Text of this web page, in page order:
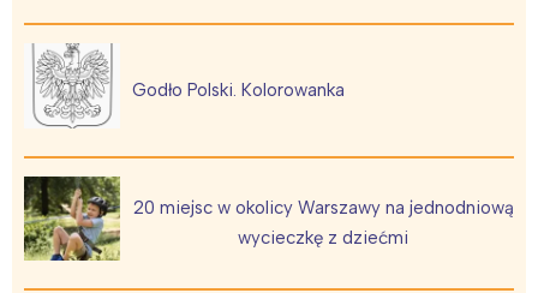
Godło Polski. Kolorowanka
20 miejsc w okolicy Warszawy na jednodniową
wycieczkę z dziećmi